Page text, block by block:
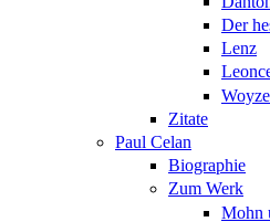
Der
Lenz
Zitate
Paul Celan
Biographie
Zum Werk
Mohn